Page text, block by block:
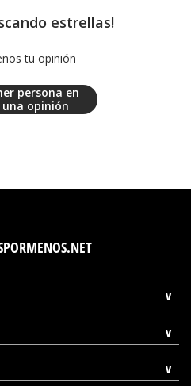
estrellas!
tu opinión
persona en
una opinión